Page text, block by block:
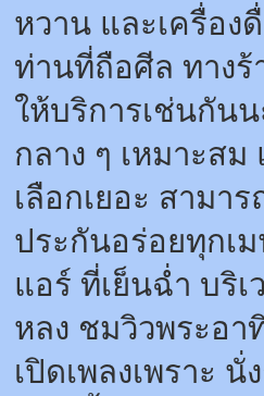
หวาน และเครื่อง
ท่านที่ถือศีล ทางร้
ให้บริการเช่นกัน
กลาง ๆ เหมาะส
เลือกเยอะ สามา
ประกันอร่อยทุกเ
แอร์ ที่เย็นฉ่ำ บริ
หลง ชมวิวพระอ
เปิดเพลงเพราะ